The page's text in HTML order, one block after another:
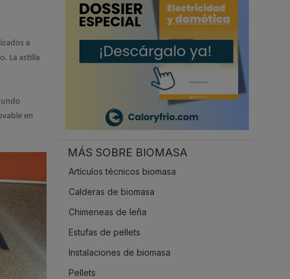
a
La astilla
en
MÁS SOBRE BIOMASA
Artículos técnicos biomasa
Calderas de biomasa
Chimeneas de leña
Estufas de pellets
Instalaciones de biomasa
Pellets